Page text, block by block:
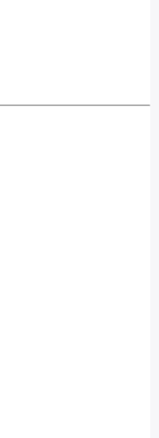
ขาย